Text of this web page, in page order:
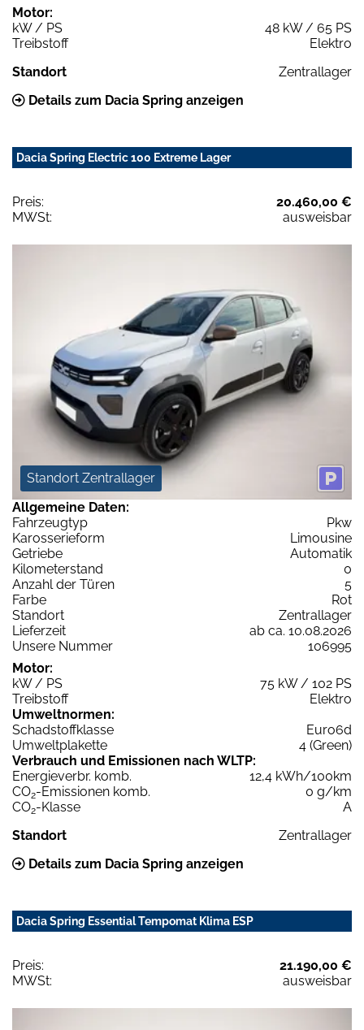
Motor:
kW / PS
48 kW / 65 PS
Treibstoff
Elektro
Standort
Zentrallager
Details zum Dacia Spring anzeigen
Dacia Spring Electric 100 Extreme Lager
Preis:
20.460,00 €
MWSt:
ausweisbar
Standort Zentrallager
Allgemeine Daten:
Fahrzeugtyp
Pkw
Karosserieform
Limousine
Getriebe
Automatik
Kilometerstand
0
Anzahl der Türen
5
Farbe
Rot
Standort
Zentrallager
Lieferzeit
ab ca. 10.08.2026
Unsere Nummer
106995
Motor:
kW / PS
75 kW / 102 PS
Treibstoff
Elektro
Umweltnormen:
Schadstoffklasse
Euro6d
Umweltplakette
4 (Green)
Verbrauch und Emissionen nach WLTP:
Energieverbr. komb.
12,4 kWh/100km
CO2-Emissionen komb.
0 g/km
CO2-Klasse
A
Standort
Zentrallager
Details zum Dacia Spring anzeigen
Dacia Spring Essential Tempomat Klima ESP
Preis:
21.190,00 €
MWSt:
ausweisbar